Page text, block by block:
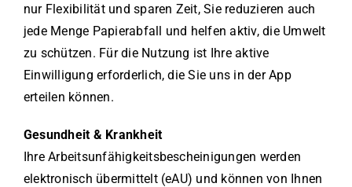
nur Flexibilität und sparen Zeit, Sie reduzieren auch
jede Menge Papierabfall und helfen aktiv, die Umwelt
zu schützen. Für die Nutzung ist Ihre aktive
Einwilligung erforderlich, die Sie uns in der App
erteilen können.
Gesundheit & Krankheit
Ihre Arbeitsunfähigkeitsbescheinigungen werden
elektronisch übermittelt (eAU) und können von Ihnen